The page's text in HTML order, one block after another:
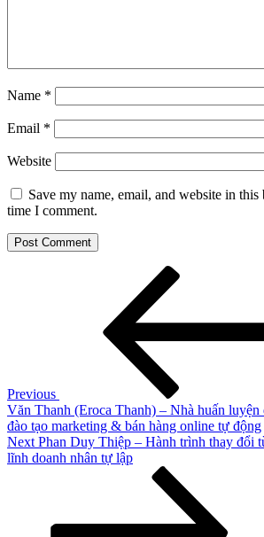
Name *
Email *
Website
Save my name, email, and website in
time I comment.
Previous
Văn Thanh (Eroca Thanh) – Nhà huấn luyện
đào tạo marketing & bán hàng online tự động
Next
Post
Next Phan Duy Thiệp – Hành trình thay đổi
lĩnh doanh nhân tự lập